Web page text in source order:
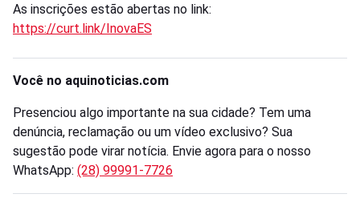
As inscrições estão abertas no link:
https://curt.link/InovaES
Você no aquinoticias.com
Presenciou algo importante na sua cidade? Tem uma
denúncia, reclamação ou um vídeo exclusivo? Sua
sugestão pode virar notícia. Envie agora para o nosso
WhatsApp: (28) 99991-7726